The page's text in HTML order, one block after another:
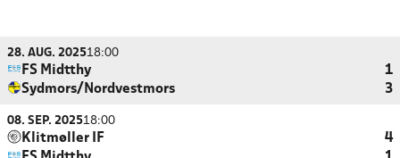
28. AUG. 202518:00
FS Midtthy
1
Sydmors/Nordvestmors
3
08. SEP. 202518:00
Klitmøller IF
4